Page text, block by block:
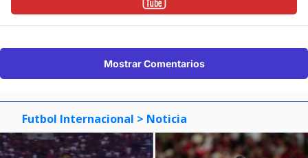
Mostrar Comentarios
Futbol Internacional > Noticia